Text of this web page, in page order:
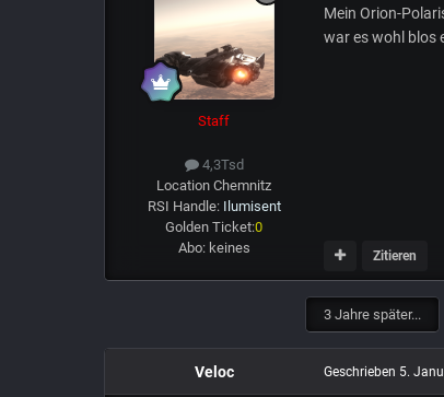
Staff
4,3Tsd
LocationChemnitz
RSI Handle: Ilumisent
Golden Ticket:0
Abo: keines
Mein Orion-
war es wohl blos
Zitieren
3 Jahre später...
Veloc Geschrieben 5.